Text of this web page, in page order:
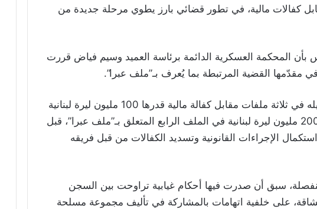
كفالات مالية، في تطور قضائي بارز يطوي مرحلة جديدة من
المحكمة العسكرية الدائمة برئاسة العميد وسيم فياض قررت
مقدّمها القضية المرتبطة بما يُعرف بـ”ملف عبرا”.
وأوضح المصدر أن المحكمة أخلت سبيله في ثلاثة ملفات مقابل كفالة مالية قدرها 100 مليون ليرة لبنانية
عن كل ملف، إضافة إلى كفالة بقيمة 200 مليون ليرة لبنانية في الملف الرابع المتعلق بـ”ملف عبرا”، قبل
الإجراءات القانونية وتسديد الكفالات من قبل فريقه
سبق أن صدرت فيها أحكام غيابية تراوحت بين السجن
الأشغال الشاقة، على خلفية اتهامات بالمشاركة في تأليف مجموعة مسلحة